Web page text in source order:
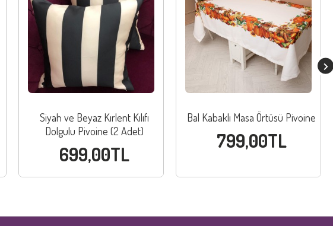
Siyah ve Beyaz Kırlent Kılıfı
Dolgulu Pivoine (2 Adet)
699,00TL
Bal Kabaklı Masa Örtüsü Pivoine
799,00TL